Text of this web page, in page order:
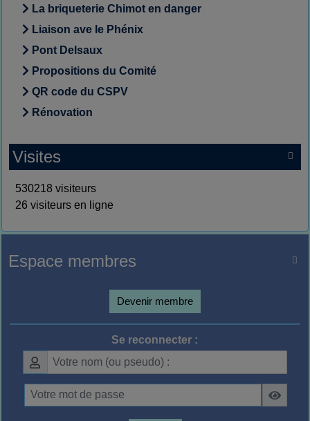
La briqueterie Chimot en danger
Liaison ave le Phénix
Pont Delsaux
Propositions du Comité
QR code du CSPV
Rénovation

Visites
530218 visiteurs
26 visiteurs en ligne

Espace membres
Devenir membre
Se reconnecter :